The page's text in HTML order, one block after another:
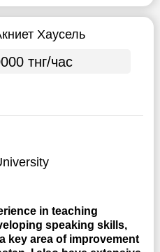
Хаусель
тнг/час
in teaching
speaking skills,
key area of improvement